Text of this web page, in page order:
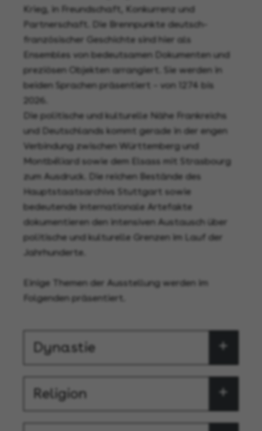
Krieg, in Freundschaft, Konkurrenz und
Partnerschaft. Die Brennpunkte deutsch-
französischer Geschichte sind hier als
Ensembles von bedeutsamen Dokumenten und
preziösen Objekten arrangiert. Sie werden in
beiden Sprachen präsentiert – von 1274 bis
2026.
Die politische und kulturelle Nähe Frankreichs
und Deutschlands kommt gerade in der engen
Verbindung zwischen Württemberg und
Montbéliard sowie dem Elsass mit Strasbourg
zum Ausdruck. Die reichen Bestände des
Hauptstaatsarchivs Stuttgart sowie
bedeutende internationale Artefakte
dokumentieren den intensiven Austausch über
politische und kulturelle Grenzen im Lauf der
Jahrhunderte.
Einige Themen der Ausstellung werden im
Folgenden präsentiert.
Dynastie
Religion